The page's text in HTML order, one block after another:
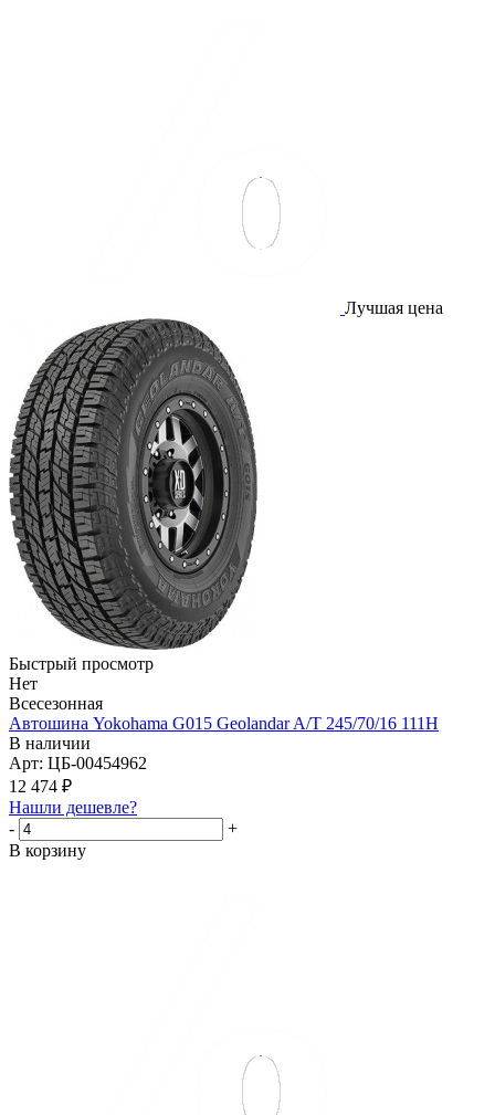
Лучшая цена
Быстрый просмотр
Нет
Всесезонная
Автошина Yokohama G015 Geolandar A/T 245/70/16 111H
В наличии
Арт: ЦБ-00454962
12 474 ₽
Нашли дешевле?
-
+
В корзину